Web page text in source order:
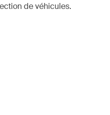
de véhicules.